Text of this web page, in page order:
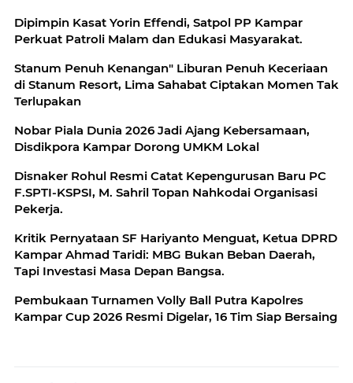
Dipimpin Kasat Yorin Effendi, Satpol PP Kampar
Perkuat Patroli Malam dan Edukasi Masyarakat.
Stanum Penuh Kenangan" Liburan Penuh Keceriaan
di Stanum Resort, Lima Sahabat Ciptakan Momen Tak
Terlupakan
Nobar Piala Dunia 2026 Jadi Ajang Kebersamaan,
Disdikpora Kampar Dorong UMKM Lokal
Disnaker Rohul Resmi Catat Kepengurusan Baru PC
F.SPTI-KSPSI, M. Sahril Topan Nahkodai Organisasi
Pekerja.
Kritik Pernyataan SF Hariyanto Menguat, Ketua DPRD
Kampar Ahmad Taridi: MBG Bukan Beban Daerah,
Tapi Investasi Masa Depan Bangsa.
Pembukaan Turnamen Volly Ball Putra Kapolres
Kampar Cup 2026 Resmi Digelar, 16 Tim Siap Bersaing